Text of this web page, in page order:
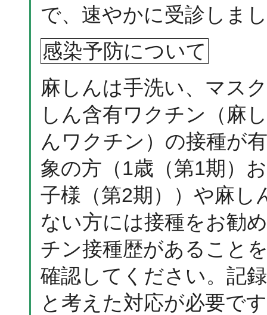
で、速やかに受診しま
感染予防について
麻しんは手洗い、マス
しん含有ワクチン（麻
んワクチン）の接種が
象の方（1歳（第1期）
子様（第2期））や麻し
ない方には接種をお勧
チン接種歴があること
確認してください。記
と考えた対応が必要で